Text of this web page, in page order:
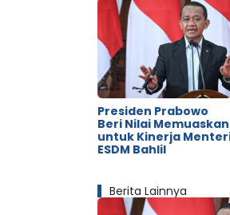
Presiden Prabowo
Beri Nilai Memuaskan
untuk Kinerja
ESDM Bahlil
Berita Lainnya